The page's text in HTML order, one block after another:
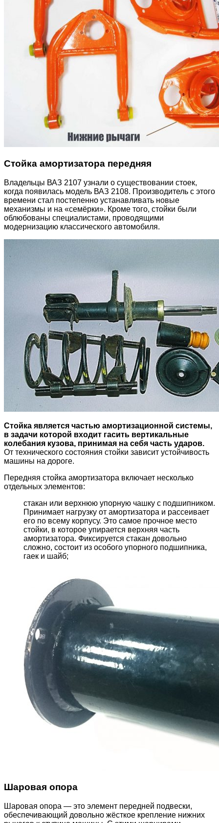
Стойка амортизатора передняя
Владельцы ВАЗ 2107 узнали о существовании стоек,
когда появилась модель ВАЗ 2108. Производитель с этого
времени стал постепенно устанавливать новые
механизмы и на «семёрки». Кроме того, стойки были
облюбованы специалистами, проводящими
модернизацию классического автомобиля.
Стойка является частью амортизационной системы,
в задачи которой входит гасить вертикальные
колебания кузова, принимая на себя часть ударов.
От технического состояния стойки зависит устойчивость
машины на дороге.
Передняя стойка амортизатора включает несколько
отдельных элементов:
стакан или верхнюю упорную чашку с подшипником.
Принимает нагрузку от амортизатора и рассеивает
его по всему корпусу. Это самое прочное место
стойки, в которое упирается верхняя часть
амортизатора. Фиксируется стакан довольно
сложно, состоит из особого упорного подшипника,
гаек и шайб;
Шаровая опора
Шаровая опора — это элемент передней подвески,
обеспечивающий довольно жёсткое крепление нижних